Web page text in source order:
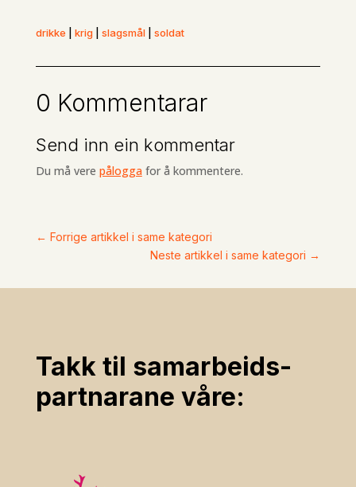
drikke krig| slagsmål| soldat
0 Kommentarar
Send inn ein kommentar
Du må vere påloggafor å kommentere.
← Forrige artikkel i same kategori
Neste artikkel i same kategori →
Takk til samarbeids­
partnarane våre: